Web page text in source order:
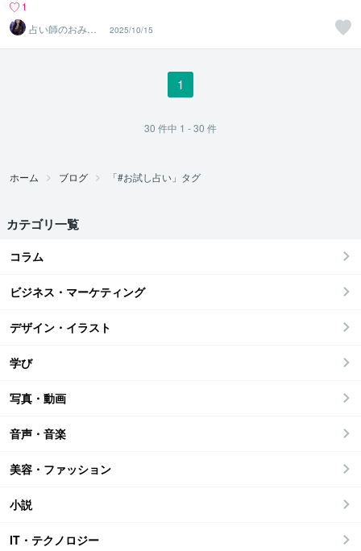
1
占い師のおみじ
ゅ
2025/10/15
1
30 件中 1 - 30 件
ホーム ブログ 「#お試し占い」タグ
カテゴリ一覧
コラム
ビジネス・マーケティング
デザイン・イラスト
学び
写真・動画
音声・音楽
美容・ファッション
小説
IT・テクノロジー